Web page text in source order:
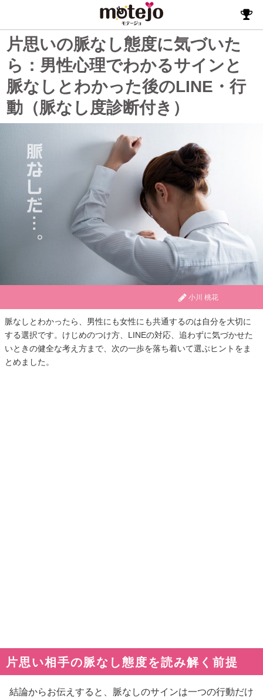
片思いの脈なし態度に気づいた
ら：男性心理でわかるサインと
脈なしとわかった後のLINE・行
動（脈なし度診断付き）
小川 桃花
脈なしとわかったら、男性にも女性にも共通するのは自分を大切に
する選択です。けじめのつけ方、LINEの対応、追わずに気づかせた
いときの健全な考え方まで、次の一歩を落ち着いて選ぶヒントをま
とめました。
片思い相手の脈なし態度を読み解く前提
結論からお伝えすると、脈なしのサインは一つの行動だけ